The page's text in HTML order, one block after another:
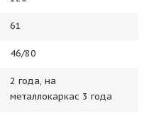
61
46/80
2 года, на
металлокаркас 3 года